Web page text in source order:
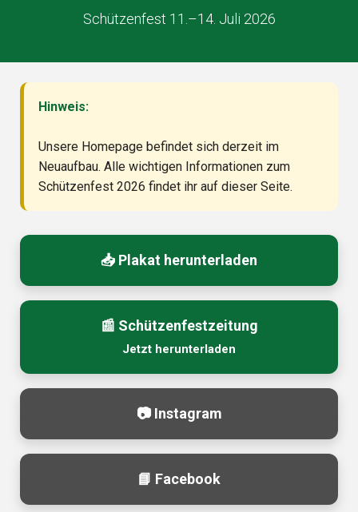
Schützenfest 11.–14. Juli 2026
Hinweis:
Unsere Homepage befindet sich derzeit im
Neuaufbau. Alle wichtigen Informationen zum
Schützenfest 2026 findet ihr auf dieser Seite.
📥 Plakat herunterladen
📰 Schützenfestzeitung
Jetzt herunterladen
📷 Instagram
📘 Facebook